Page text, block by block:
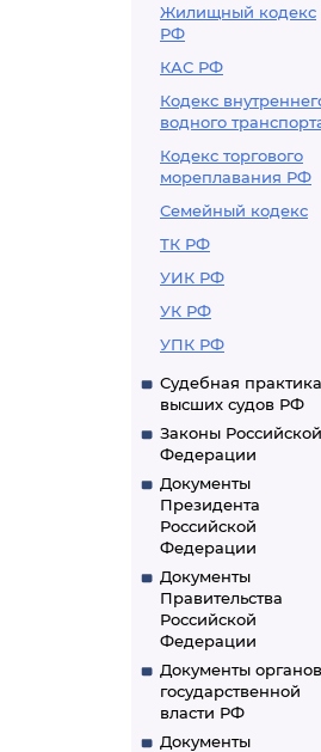
Жилищный кодекс
РФ
КАС РФ
Кодекс
водного
Кодекс торгового
мореплавания РФ
Семейный кодекс
ТК РФ
УИК РФ
УК РФ
УПК РФ
Судебная практика
высших судов РФ
Законы Российской
Федерации
Документы
Президента
Российской
Федерации
Документы
Правительства
Российской
Федерации
Документы органов
государственной
власти РФ
Документы